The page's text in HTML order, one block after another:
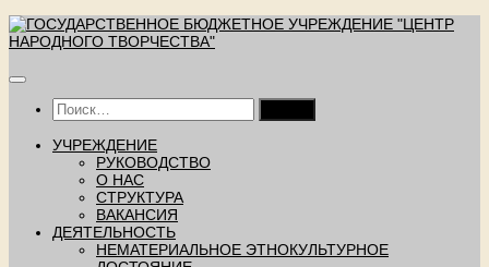
Перейти
к
Найти:
УЧРЕЖДЕНИЕ
РУКОВОДСТВО
О НАС
СТРУКТУРА
ВАКАНСИЯ
ДЕЯТЕЛЬНОСТЬ
НЕМАТЕРИАЛЬНОЕ ЭТНОКУЛЬТУРНОЕ